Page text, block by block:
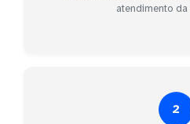
atendimento da
2